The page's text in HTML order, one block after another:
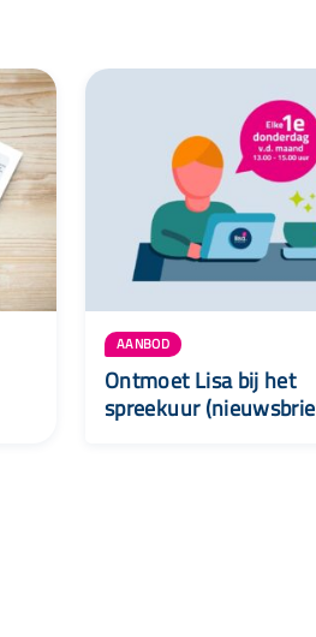
AANBOD
Ontmoet Lisa bij het
spreekuur